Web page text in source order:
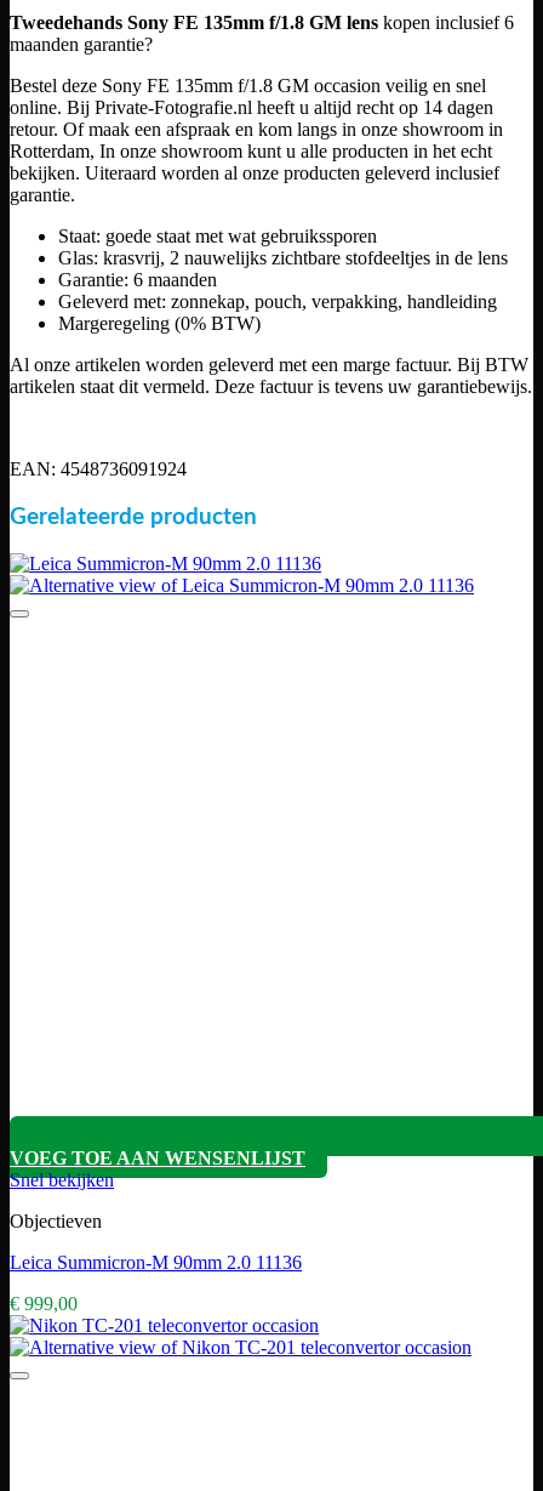
Tweedehands Sony FE 135mm f/1.8 GM lens kopen inclusief 6
maanden garantie?
Bestel deze Sony FE 135mm f/1.8 GM occasion veilig en snel
online. Bij Private-Fotografie.nl heeft u altijd recht op 14 dagen
retour. Of maak een afspraak en kom langs in onze showroom in
Rotterdam, In onze showroom kunt u alle producten in het echt
bekijken. Uiteraard worden al onze producten geleverd inclusief
garantie.
Staat: goede staat met wat gebruikssporen
Glas: krasvrij, 2 nauwelijks zichtbare stofdeeltjes in de lens
Garantie: 6 maanden
Geleverd met: zonnekap, pouch, verpakking, handleiding
Margeregeling (0% BTW)
Al onze artikelen worden geleverd met een marge factuur. Bij BTW
artikelen staat dit vermeld. Deze factuur is tevens uw garantiebewijs.
EAN: 4548736091924
Gerelateerde producten
VOEG TOE AAN WENSENLIJST
Snel bekijken
Objectieven
Leica Summicron-M 90mm 2.0 11136
€ 999,00